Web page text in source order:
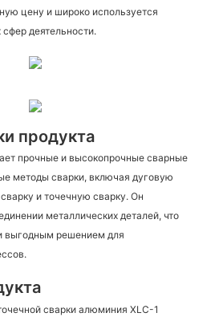
цену и широко используется
деятельности.
продукта
прочные и высокопрочные сварные
методы сварки, включая дуговую
и точечную сварку. Он
металлических деталей, что
выгодным решением для
сварки алюминия XLC-1